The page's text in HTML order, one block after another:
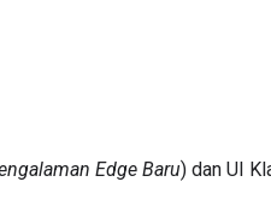
Edge Baru) dan UI